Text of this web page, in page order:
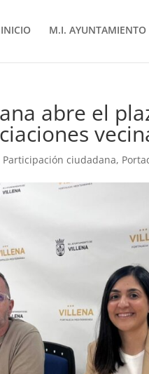
M.I.
abre el
Participación ciudadana,